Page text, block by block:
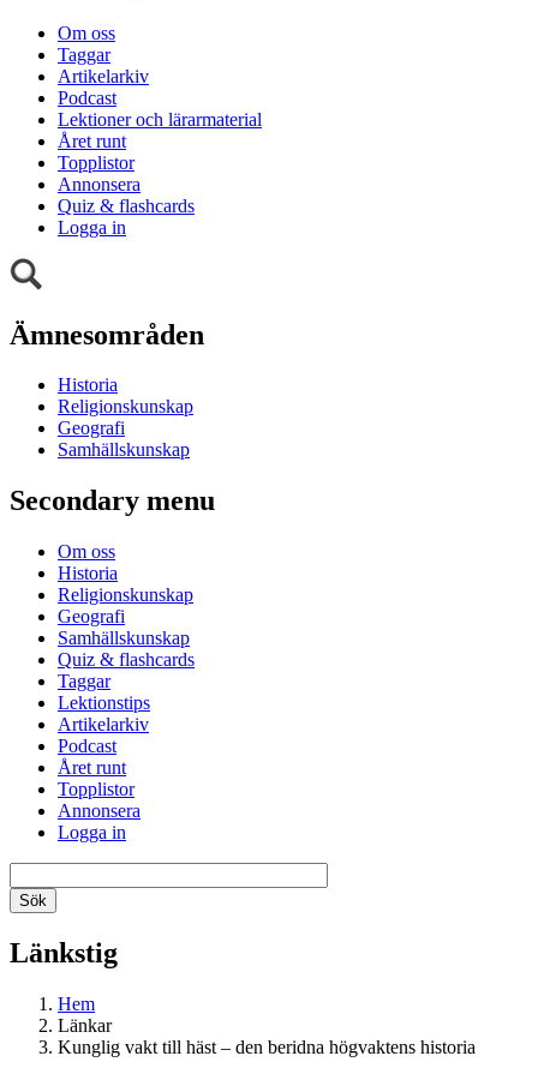
Om oss
Taggar
Artikelarkiv
Podcast
Lektioner och lärarmaterial
Året runt
Topplistor
Annonsera
Quiz & flashcards
Logga in
Ämnesområden
Historia
Religionskunskap
Geografi
Samhällskunskap
Secondary menu
Om oss
Historia
Religionskunskap
Geografi
Samhällskunskap
Quiz & flashcards
Taggar
Lektionstips
Artikelarkiv
Podcast
Året runt
Topplistor
Annonsera
Logga in
Länkstig
Hem
Länkar
Kunglig vakt till häst – den beridna högvaktens historia